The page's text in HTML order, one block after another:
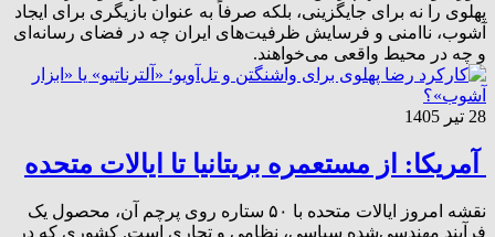
پهلوی را نه برای جایگزینی، بلکه صرفاً به عنوان بازیگری برای ایجاد
آشوب، ناامنی و فرسایش ظرفیت‌های ایران چه در فضای رسانه‌ای
و چه در محیط واقعی می‌خواهند.
28 تیر 1405
آمریکا: از مستعمره بریتانیا تا ایالات متحده
نقشه امروز ایالات متحده با ۵۰ ستاره روی پرچم آن، محصول یک
فرآیند مهندسی‌شده سیاسی، نظامی و تجاری است. کشوری که در